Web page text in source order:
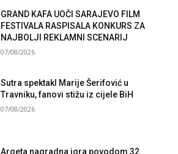
GRAND KAFA UOČI SARAJEVO FILM
FESTIVALA RASPISALA KONKURS ZA
NAJBOLJI REKLAMNI SCENARIJ
07/08/2026
Sutra spektakl Marije Šerifović u
Travniku, fanovi stižu iz cijele BiH
07/08/2026
Argeta nagradna igra povodom 32.